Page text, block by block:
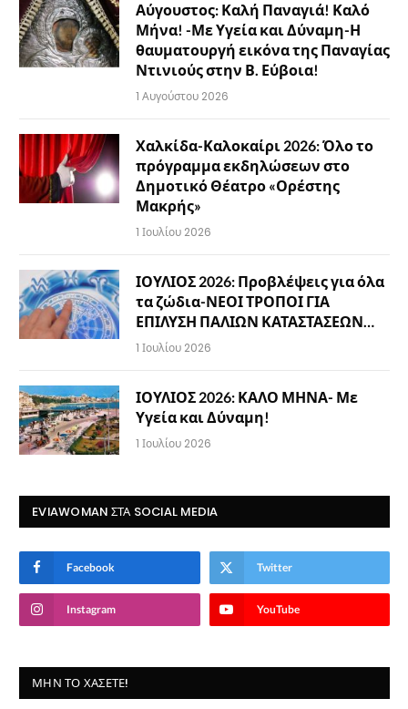
Αύγουστος: Καλή Παναγιά! Καλό
Μήνα! -Με Υγεία και Δύναμη-Η
θαυματουργή εικόνα της Παναγίας
Ντινιούς στην Β. Εύβοια!
1 Αυγούστου 2026
Χαλκίδα-Καλοκαίρι 2026: Όλο το
πρόγραμμα εκδηλώσεων στο
Δημοτικό Θέατρο «Ορέστης
Μακρής»
1 Ιουλίου 2026
ΙΟΥΛΙΟΣ 2026: Προβλέψεις για όλα
τα ζώδια-ΝΕΟΙ ΤΡΟΠΟΙ ΓΙΑ
ΕΠΙΛΥΣΗ ΠΑΛΙΩΝ ΚΑΤΑΣΤΑΣΕΩΝ…
1 Ιουλίου 2026
ΙΟΥΛΙΟΣ 2026: ΚΑΛΟ ΜΗΝΑ- Με
Υγεία και Δύναμη!
1 Ιουλίου 2026
EVIAWOMAN ΣΤΑ SOCIAL MEDIA
Facebook Twitter
Instagram YouTube
ΜΗΝ ΤΟ ΧΆΣΕΤΕ!